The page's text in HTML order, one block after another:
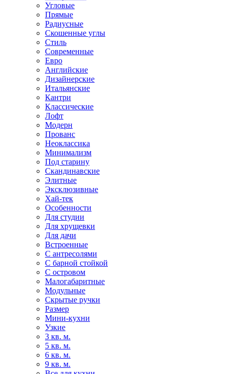
Угловые
Прямые
Радиусные
Скошенные углы
Стиль
Современные
Евро
Английские
Дизайнерские
Итальянские
Кантри
Классические
Лофт
Модерн
Прованс
Неоклассика
Минимализм
Под старину
Скандинавские
Элитные
Эксклюзивные
Хай-тек
Особенности
Для студии
Для хрущевки
Для дачи
Встроенные
С антресолями
С барной стойкой
С островом
Малогабаритные
Модульные
Скрытые ручки
Размер
Мини-кухни
Узкие
3 кв. м.
5 кв. м.
6 кв. м.
9 кв. м.